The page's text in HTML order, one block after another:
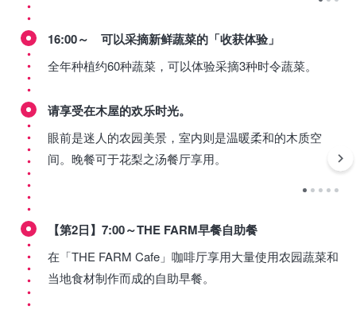
16:00～ 可以采摘新鲜蔬菜的「收获体验」
全年种植约60种蔬菜，可以体验采摘3种时令蔬菜。
请享受在木屋的欢乐时光。
眼前是迷人的农园美景，室内则是温暖柔和的木质空
间。晚餐可于花梨之汤餐厅享用。
【第2日】7:00～THE FARM早餐自助餐
在「THE FARM Cafe」咖啡厅享用大量使用农园蔬菜和
当地食材制作而成的自助早餐。